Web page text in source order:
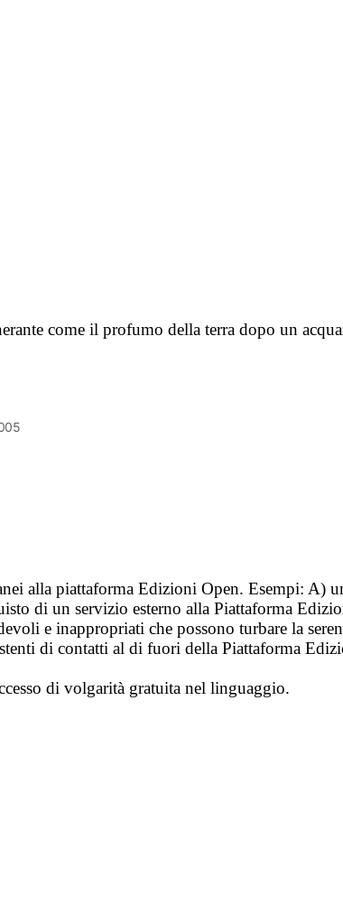
come il profumo della terra dopo un
alla piattaforma Edizioni Open. Esempi: A)
di un servizio esterno alla Piattaforma
e inappropriati che possono turbare la
di contatti al di fuori della Piattaforma
di volgarità gratuita nel linguaggio.